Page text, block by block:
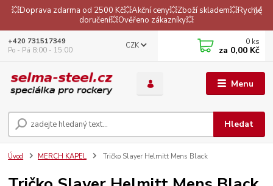
💥Doprava zdarma od 2500 Kč💥Akční ceny💥Zboží skladem💥Rychlé
doručení💥Ověřeno zákazníky💥
Menu
CZK
Hledat
+420 731517349
Po - Pá 8:00 - 15:00
0 ks
za 0,00 Kč
Úvod MERCH KAPEL Tričko Slayer Helmitt Mens Black